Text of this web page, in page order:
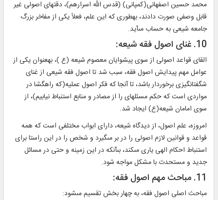
محمد حسين اصفهانى(كمپانى) (قدس الله اسرارهم)، دقت‏هاى اصولى غير
قابل وصفى صورت دادند، به‏طورى كه اين علم، فعلاً يكى از مفاخر بزرگ
جامعه شيعى به حساب مى‏آيد.
10. غناى اصول فقه شيعه:
القاى قواعد اصولى از سوى پيشوايان معصوم شيعه (ع )، به‏عنوان يكى از
عوامل مهم پيدايش اصول فقه، سبب شد تا اصول فقه شيعى از غناى
شگفت‏انگيزى برخوردار باشد، تا آن‏جا كه فكر اصول عمليه(كه راه‏گشا در
مواردى است كه حكم مسئله‏اى را از مصادر و منابع استنباط نيابيم)، از
سوى امامان شيعه(ع) ايجاد شد.
امروزه، علم اصول، از ديدگاه شيعه، داراى ابواب مختلفى است كه همه
قواعد و قوانين لازم اصولى را در بر مى‏گيرد و شخص را در اين راستا براى
استنباط احكام الهى يارى مى‏كند، بى‏آنكه در اين زمينه و حتى در مسائل
جديد و مستحدث با مشكل مواجه شود.
11. مباحث مهم اصول فقه:
مباحث اصلى اصول فقه، به چهار بخش تقسيم مى‏شود: